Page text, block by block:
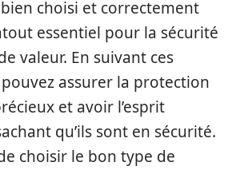
choisi et correctement
essentiel pour la sécurité
valeur. En suivant ces
assurer la protection
et avoir l’esprit
qu’ils sont en sécurité.
choisir le bon type de